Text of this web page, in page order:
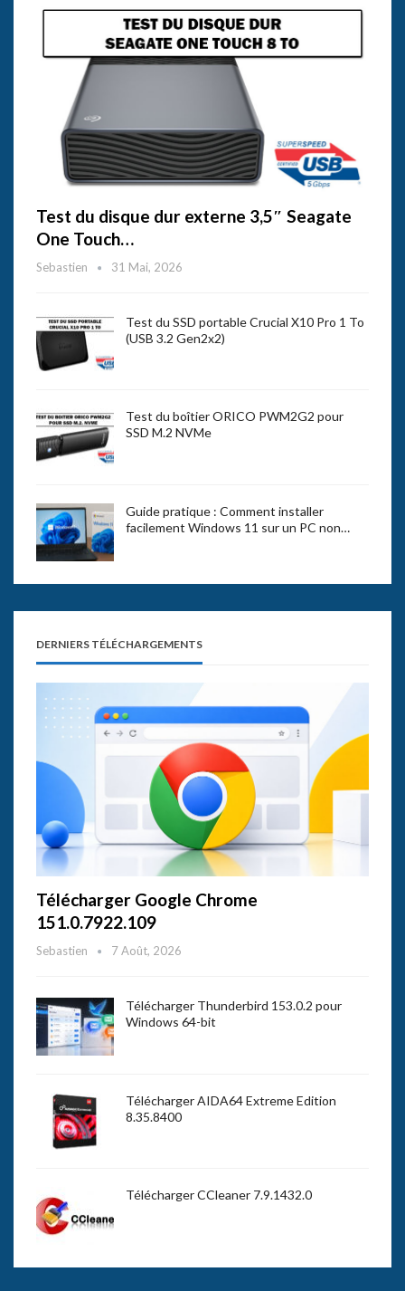
Test du disque dur externe 3,5″ Seagate
One Touch…
Sebastien 31 Mai, 2026
Test du SSD portable Crucial X10 Pro 1 To
(USB 3.2 Gen2x2)
Test du boîtier ORICO PWM2G2 pour
SSD M.2 NVMe
Guide pratique : Comment installer
facilement Windows 11 sur un PC non…
DERNIERS TÉLÉCHARGEMENTS
Télécharger Google Chrome
151.0.7922.109
Sebastien 7 Août, 2026
Télécharger Thunderbird 153.0.2 pour
Windows 64-bit
Télécharger AIDA64 Extreme Edition
8.35.8400
Télécharger CCleaner 7.9.1432.0